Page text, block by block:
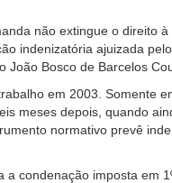
não extingue o direito
indenizatória ajuizada
João Bosco de Barcelos
em 2003. Somente
meses depois, quando
normativo prevê
a condenação imposta em